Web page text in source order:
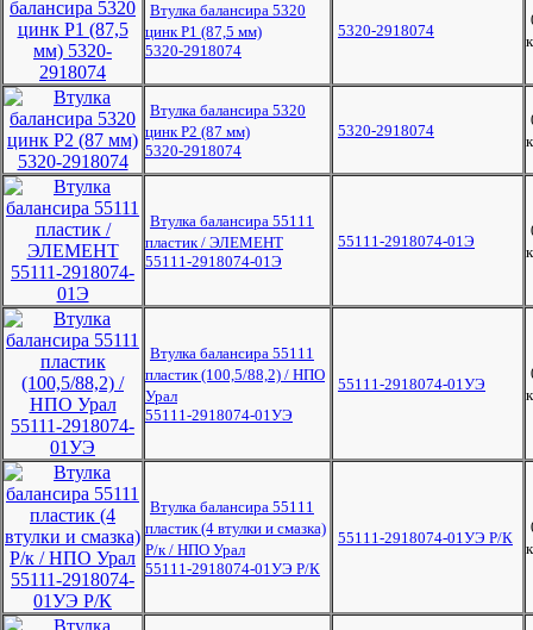
Втулка балансира 5320
цинк Р1 (87,5 мм)
5320-2918074
5320-2918074
Втулка балансира 5320
цинк Р2 (87 мм)
5320-2918074
5320-2918074
Втулка балансира 55111
пластик / ЭЛЕМЕНТ
55111-2918074-01Э
55111-2918074-01Э
Втулка балансира 55111
пластик (100,5/88,2) / НПО
Урал
55111-2918074-01УЭ
55111-2918074-01УЭ
Втулка балансира 55111
пластик (4 втулки и смазка)
Р/к / НПО Урал
55111-2918074-01УЭ Р/К
55111-2918074-01УЭ Р/К